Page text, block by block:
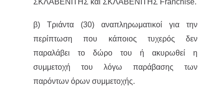
β) Τριάντα (30) αναπληρωματικοί για την
περίπτωση που κάποιος τυχερός δεν
παραλάβει το δώρο του ή ακυρωθεί η
συμμετοχή του λόγω παράβασης των
παρόντων όρων συμμετοχής.